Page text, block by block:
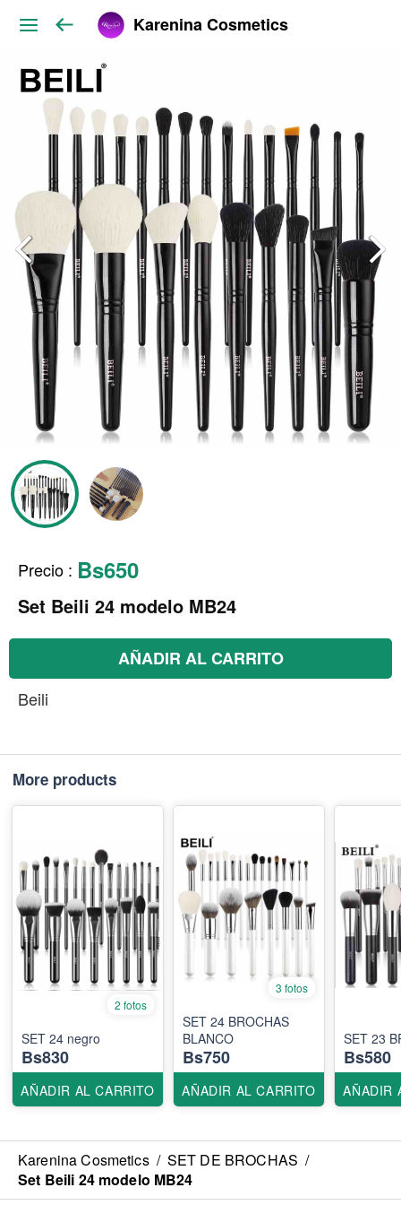
Karenina Cosmetics
Precio : Bs650
Set Beili 24 modelo MB24
AÑADIR AL CARRITO
Beili
More products
2 fotos
SET 24 negro
Bs830
AÑADIR AL CARRITO
3 fotos
SET 24 BROCHAS
BLANCO
Bs750
AÑADIR AL CARRITO
SET 23
Bs580
AÑADIR
Karenina Cosmetics / SET DE BROCHAS /
Set Beili 24 modelo MB24